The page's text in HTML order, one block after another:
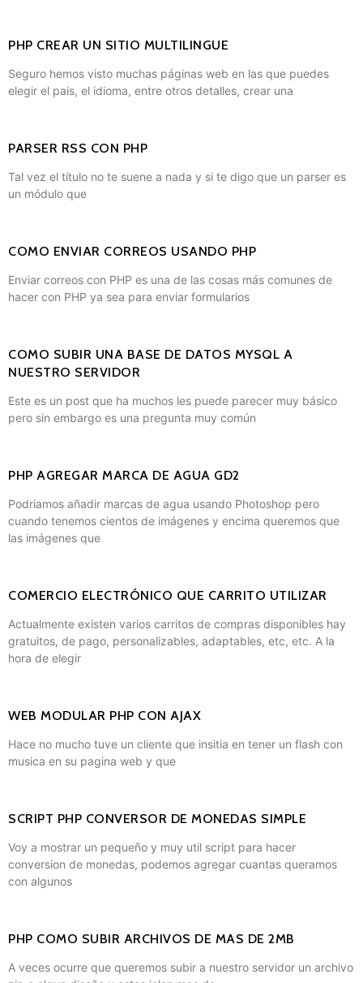
PHP CREAR UN SITIO MULTILINGUE
Seguro hemos visto muchas páginas web en las que puedes
elegir el pais, el idioma, entre otros detalles, crear una
PARSER RSS CON PHP
Tal vez el título no te suene a nada y si te digo que un parser es
un módulo que
COMO ENVIAR CORREOS USANDO PHP
Enviar correos con PHP es una de las cosas más comunes de
hacer con PHP ya sea para enviar formularios
COMO SUBIR UNA BASE DE DATOS MYSQL A
NUESTRO SERVIDOR
Este es un post que ha muchos les puede parecer muy básico
pero sin embargo es una pregunta muy común
PHP AGREGAR MARCA DE AGUA GD2
Podriamos añadir marcas de agua usando Photoshop pero
cuando tenemos cientos de imágenes y encima queremos que
las imágenes que
COMERCIO ELECTRÓNICO QUE CARRITO UTILIZAR
Actualmente existen varios carritos de compras disponibles hay
gratuitos, de pago, personalizables, adaptables, etc, etc. A la
hora de elegir
WEB MODULAR PHP CON AJAX
Hace no mucho tuve un cliente que insitia en tener un flash con
musica en su pagina web y que
SCRIPT PHP CONVERSOR DE MONEDAS SIMPLE
Voy a mostrar un pequeño y muy util script para hacer
conversion de monedas, podemos agregar cuantas queramos
con algunos
PHP COMO SUBIR ARCHIVOS DE MAS DE 2MB
A veces ocurre que queremos subir a nuestro servidor un archivo